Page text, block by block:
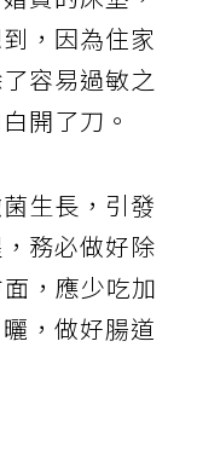
，因為住家
容易過敏之
開了刀。
生長，引發
務必做好除
，應少吃加
，做好腸道